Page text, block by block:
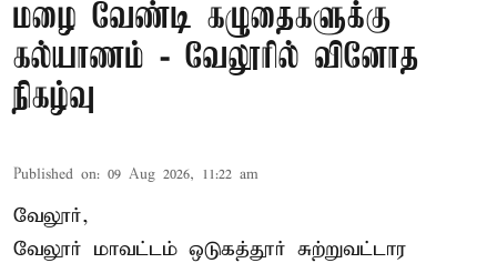
மழை வேண்டி கழுதைகளுக்கு
கல்யாணம் - வேலூரில் வினோத
நிகழ்வு
Published on: 09 Aug 2026, 11:22 am
வேலூர்,
வேலூர் மாவட்டம் ஒடுகத்தூர் சுற்றுவட்டார